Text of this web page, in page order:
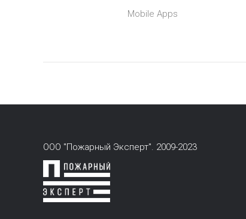
Mobile Apps
ООО "Пожарный Эксперт". 2009-2023